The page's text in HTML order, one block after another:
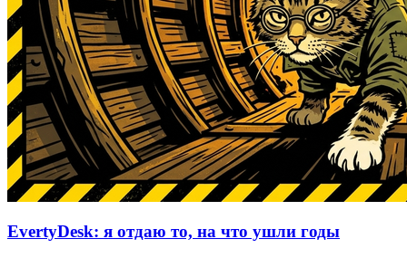
EvertyDesk: я отдаю то, на что ушли годы